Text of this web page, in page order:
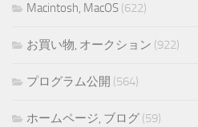
Macintosh, MacOS (622)
お買い物, オークション (922)
プログラム公開 (564)
ホームページ, ブログ (59)